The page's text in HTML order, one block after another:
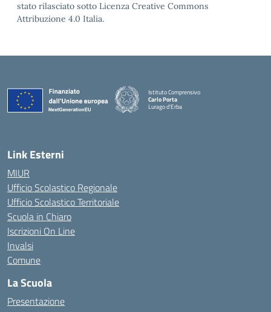
stato rilasciato sotto Licenza Creative Commons
Attribuzione 4.0 Italia.
Istituto Comprensivo
Carlo Porta
Lurago d'Erba
— Visita la pagina iniziale della scuola
Link Esterni
MIUR
Ufficio Scolastico Regionale
Ufficio Scolastico Territoriale
Scuola in Chiaro
Iscrizioni On Line
Invalsi
Comune
La Scuola
Presentazione